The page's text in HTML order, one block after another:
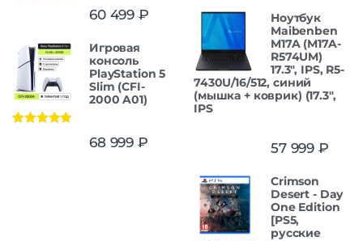
60 499 ₽
Игровая
консоль
PlayStation 5
Slim (CFI-
2000 A01)
68 999 ₽
Ноутбук
Maibenben
M17A (M17A-
R574UM)
17.3", IPS, R5-
7430U/16/512, синий
(мышка + коврик) (17.3",
IPS
57 999 ₽
Crimson
Desert - Day
One Edition
[PS5,
русские